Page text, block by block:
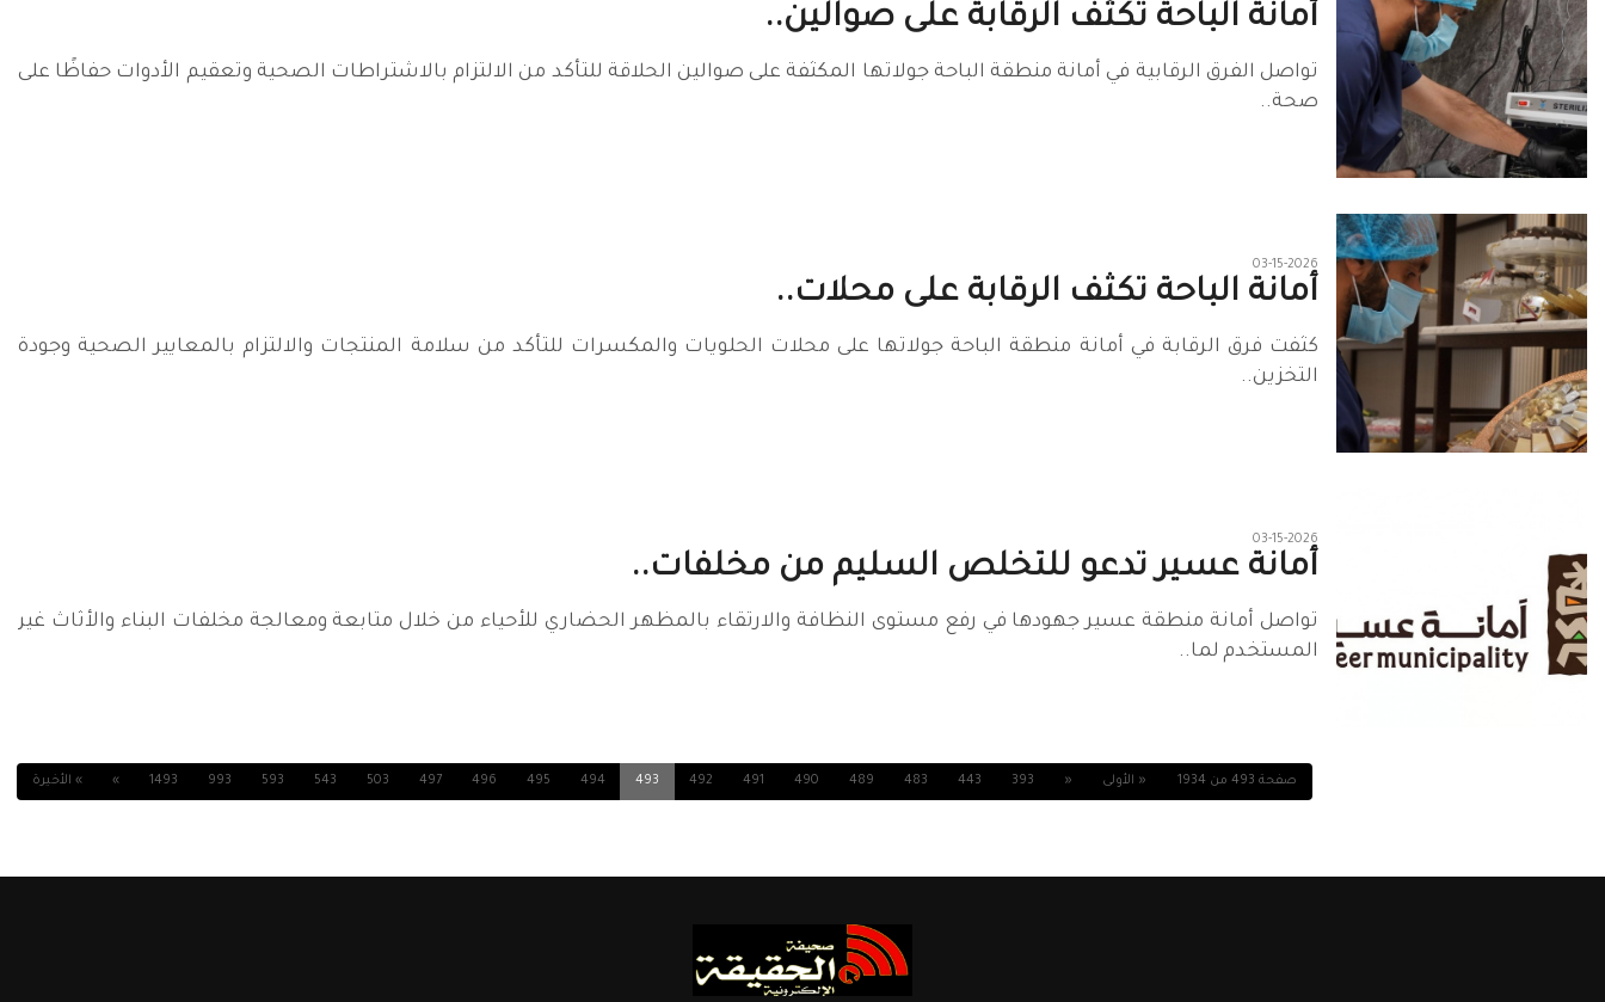
أمانة الباحة تكثف الرقابة على صوالين..
تواصل الفرق الرقابية في أمانة منطقة الباحة جولاتها المكثفة على صوالين الحلاقة للتأكد من الالتزام بالاشتراطات الصحية وتعقيم الأدوات حفاظًا على
صحة..
03-15-2026
أمانة الباحة تكثف الرقابة على محلات..
كثفت فرق الرقابة في أمانة منطقة الباحة جولاتها على محلات الحلويات والمكسرات للتأكد من سلامة المنتجات والالتزام بالمعايير الصحية وجودة
التخزين..
03-15-2026
أمانة عسير تدعو للتخلص السليم من مخلفات..
تواصل أمانة منطقة عسير جهودها في رفع مستوى النظافة والارتقاء بالمظهر الحضاري للأحياء من خلال متابعة ومعالجة مخلفات البناء والأثاث غير
المستخدم لما..
صفحة 493 من 1934 « الأولى «
393
443
483
489
490
491
492
493
494
495
496
497
503
543
593
993
1493
» » الأخيرة